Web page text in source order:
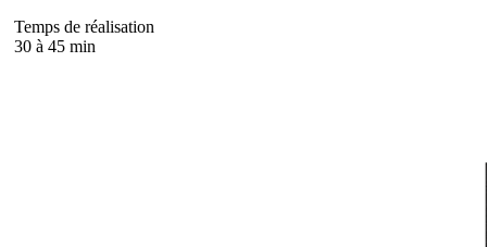
Temps de réalisation
30 à 45 min